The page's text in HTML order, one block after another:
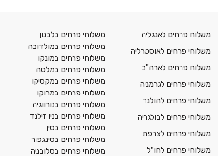
משלוח פרחים לאנגליה
משלוחי פרחים לאוסטרליה
משלוח פרחים לארה"ב
משלוחי פרחים לגרמניה
משלוחי פרחים להולנד
משלוחי פרחים לבולגריה
משלוחי פרחים לצרפת
משלוחי פרחים לחו"ל
משלוחי פרחים בלבנון
משלוחי פרחים במולדובה
משלוחי פרחים במונקו
משלוחי פרחים במלטה
משלוחי פרחים במקסיקו
משלוחי פרחים במרוקו
משלוחי פרחים בנורווגיה
משלוחי פרחים בניו זילנד
משלוחי פרחים בסין
משלוחי פרחים בסינגפור
משלוחי פרחים בסלובניה